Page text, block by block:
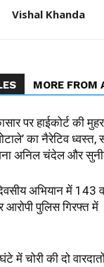
Vishal Khanda
MORE FROM
पर हाईकोर्ट की
का नैरेटिव ध्वस्त,
अनिल चंदेल और
अभियान में 143
आरोपी पुलिस गिरफ्त में
में चोरी की दो